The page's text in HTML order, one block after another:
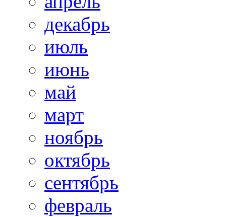
декабрь
июль
июнь
май
март
ноябрь
октябрь
сентябрь
февраль